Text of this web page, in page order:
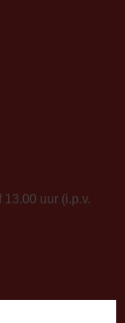
uur (i.p.v.